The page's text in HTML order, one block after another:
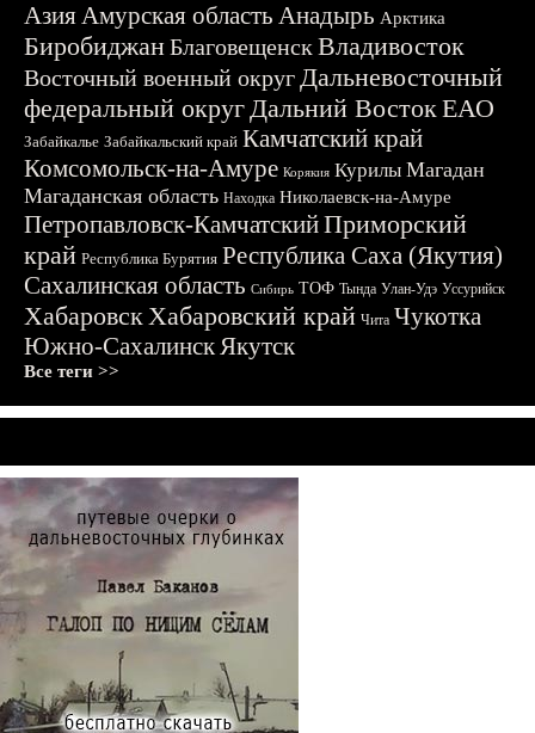
АзияАмурская область Анадырь Арктика
БиробиджанБлаговещенскВладивосток
Восточный военный округДальневосточный
федеральный округДальний ВостокЕАО
Забайкалье Забайкальский край Камчатский край
Комсомольск-на-Амуре Корякия Курилы Магадан
Магаданская область Находка Николаевск-на-Амуре
Петропавловск-КамчатскийПриморский
край Республика Бурятия Республика Саха (Якутия)
Сахалинская область Сибирь ТОФ Тында Улан-Удэ Уссурийск
ХабаровскХабаровский край Чита Чукотка
Южно-СахалинскЯкутск
Все теги >>